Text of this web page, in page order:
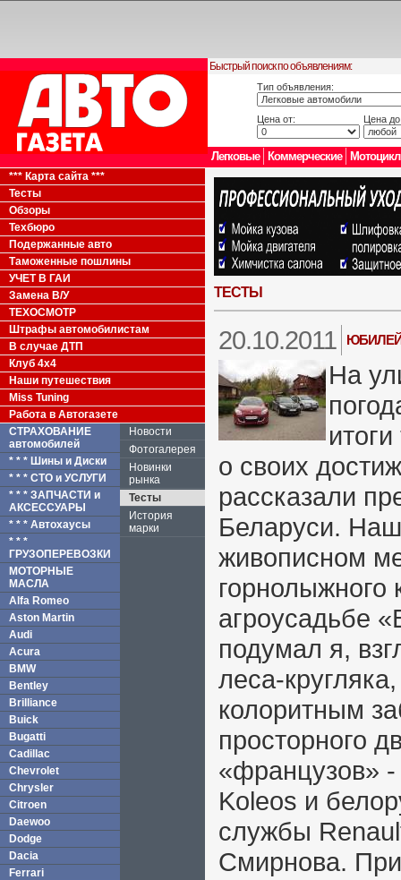
Быстрый поиск по объявлениям:
Тип объявления:
Цена от: Цена
Легковые Коммерческие
*** Карта сайта ***
Тесты
Обзоры
Техбюро
Подержанные авто
Таможенные пошлины
УЧЕТ В ГАИ
Замена В/У
ТЕХОСМОТР
Штрафы автомобилистам
В случае ДТП
Клуб 4x4
Наши путешествия
Miss Tuning
Работа в Автогазете
СТРАХОВАНИЕ
автомобилей
* * * Шины и Диски
* * * СТО и УСЛУГИ
* * * ЗАПЧАСТИ и
АКСЕССУАРЫ
* * * Автохаусы
* * *
ГРУЗОПЕРЕВОЗКИ
МОТОРНЫЕ
МАСЛА
Alfa Romeo
Aston Martin
Audi
Acura
BMW
Bentley
Brilliance
Buick
Bugatti
Cadillac
Chevrolet
Chrysler
Citroen
Daewoo
Dodge
Dacia
Ferrari
Новости
Фотогалерея
Новинки
рынка
Тесты
История
марки
ТЕСТЫ
20.10.2011
На
о своих
рассказали
Беларуси.
живописном
горнолыжного
агроусадьбе
подумал я,
леса-
колоритным
просторного
«французов»
Koleos и
службы
Смирнова.